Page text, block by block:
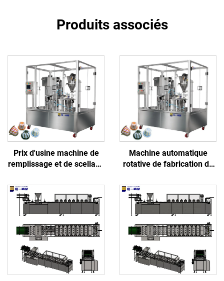
Produits associés
Prix d'usine machine de
remplissage et de scellage
cup Nespresso
Machine automatique
rotative de fabrication de
capsules en aluminium K-
Cup et pods, machine de
remplissage et scellage de
capsules à café Nespresso
vides